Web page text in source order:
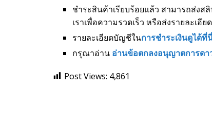
ชำระสินค้าเรียบร้อยแล้ว สามารถส่งส
เราเพื่อความรวดเร็ว หรือส่งรายละเอี
รายละเอียดบัญชีในการชำระเงินดูได้ที่
กรุณาอ่าน อ่านข้อตกลงอนุญาตการด
Post Views: 4,861